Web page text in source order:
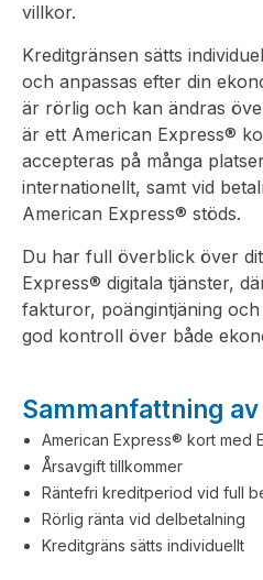
villkor.
Kreditgränsen sätts
och anpassas efter din
är rörlig och kan ändras
är ett American Express®
accepteras på många
internationellt, samt vid
American Express® stöds.
Du har full överblick över
Express® digitala tjänster,
fakturor, poängintjäning
god kontroll över både
Sammanfattning
American Express® kort med
Årsavgift tillkommer
Räntefri kreditperiod vid full
Rörlig ränta vid delbetalning
Kreditgräns sätts individuellt